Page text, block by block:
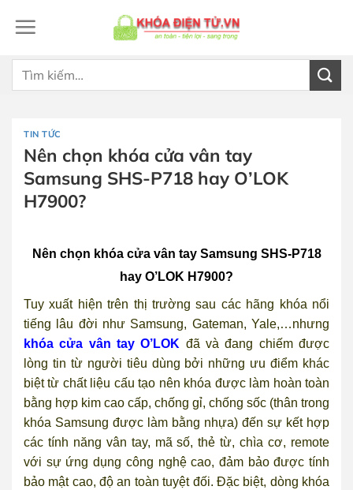
qua
dung
Tìm
TIN TỨC
Nên chọn khóa cửa vân tay
Samsung SHS-P718 hay O’LOK
H7900?
Nên chọn khóa cửa vân tay Samsung SHS-P718
hay O’LOK H7900?
Tuy xuất hiện trên thị trường sau các hãng khóa nổi
tiếng lâu đời như Samsung, Gateman, Yale,…nhưng
khóa cửa vân tay O’LOK đã và đang chiếm được
lòng tin từ người tiêu dùng bởi những ưu điểm khác
biệt từ chất liệu cấu tạo nên khóa được làm hoàn toàn
bằng hợp kim cao cấp, chống gỉ, chống sốc (thân trong
khóa Samsung được làm bằng nhựa) đến sự kết hợp
các tính năng vân tay, mã số, thẻ từ, chìa cơ, remote
với sự ứng dụng công nghệ cao, đảm bảo được tính
bảo mật cao, độ an toàn tuyệt đối. Đặc biệt, dòng khóa